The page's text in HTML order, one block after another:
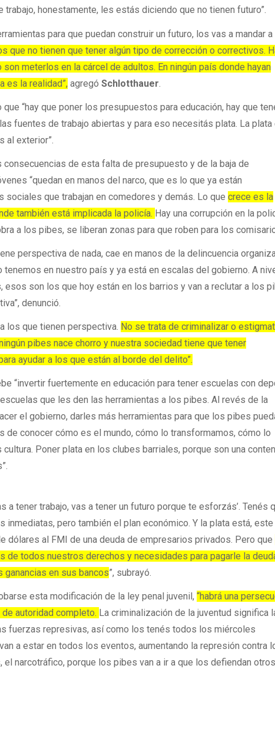
honestamente, les estás diciendo que no tienen futuro”.
para que puedan construir un futuro, los vas a mandar a
que no tienen que tener algún tipo de corrección o correctivos.
meterlos en la cárcel de adultos. En ningún país donde hayan
es la realidad”, agregóSchlotthauer
“hay que poner los presupuestos para educación, hay que
fuentes de trabajo abiertas y para eso necesitás plata. La plata
al exterior”.
consecuencias de esta falta de presupuesto y de la baja de
“quedan en manos del narco, que es lo que ya están
sociales que trabajan en comedores y demás. Lo quecrece es la
también está implicada la policía. Hay una corrupción en la
a los pibes, se liberan zonas para que roben para los
perspectiva de nada, cae en manos de la delincuencia
tenemos en nuestro país y ya está en escalas del gobierno. A
esos son los que hoy están en los barrios y van a reclutar a los
denunció.
los que tienen perspectiva. No se trata de criminalizar o
pibes nace chorro y nuestra sociedad tiene que tener
ayudar a los que están al borde del delito”.
“invertir fuertemente en educación para tener escuelas con
que les den las herramientas a los pibes. Al revés de la
el gobierno, darles más herramientas para que los pibes
de conocer cómo es el mundo, cómo lo transformamos, cómo lo
cultura. Poner plata en los clubes barriales, porque son una
a tener trabajo, vas a tener un futuro porque te esforzás’. Tenés
inmediatas, pero también el plan económico. Y la plata está, este
dólares al FMI de una deuda de empresarios privados. Pero que
de todos nuestros derechos y necesidades para pagarle la
en sus bancos”, subrayó.
esta modificación de la ley penal juvenil,“habrá una
autoridad completo. La criminalización de la juventud significa
fuerzas represivas, así como los tenés todos los miércoles
a estar en todos los eventos, aumentando la represión contra
el narcotráfico, porque los pibes van a ir a que los defiendan otros